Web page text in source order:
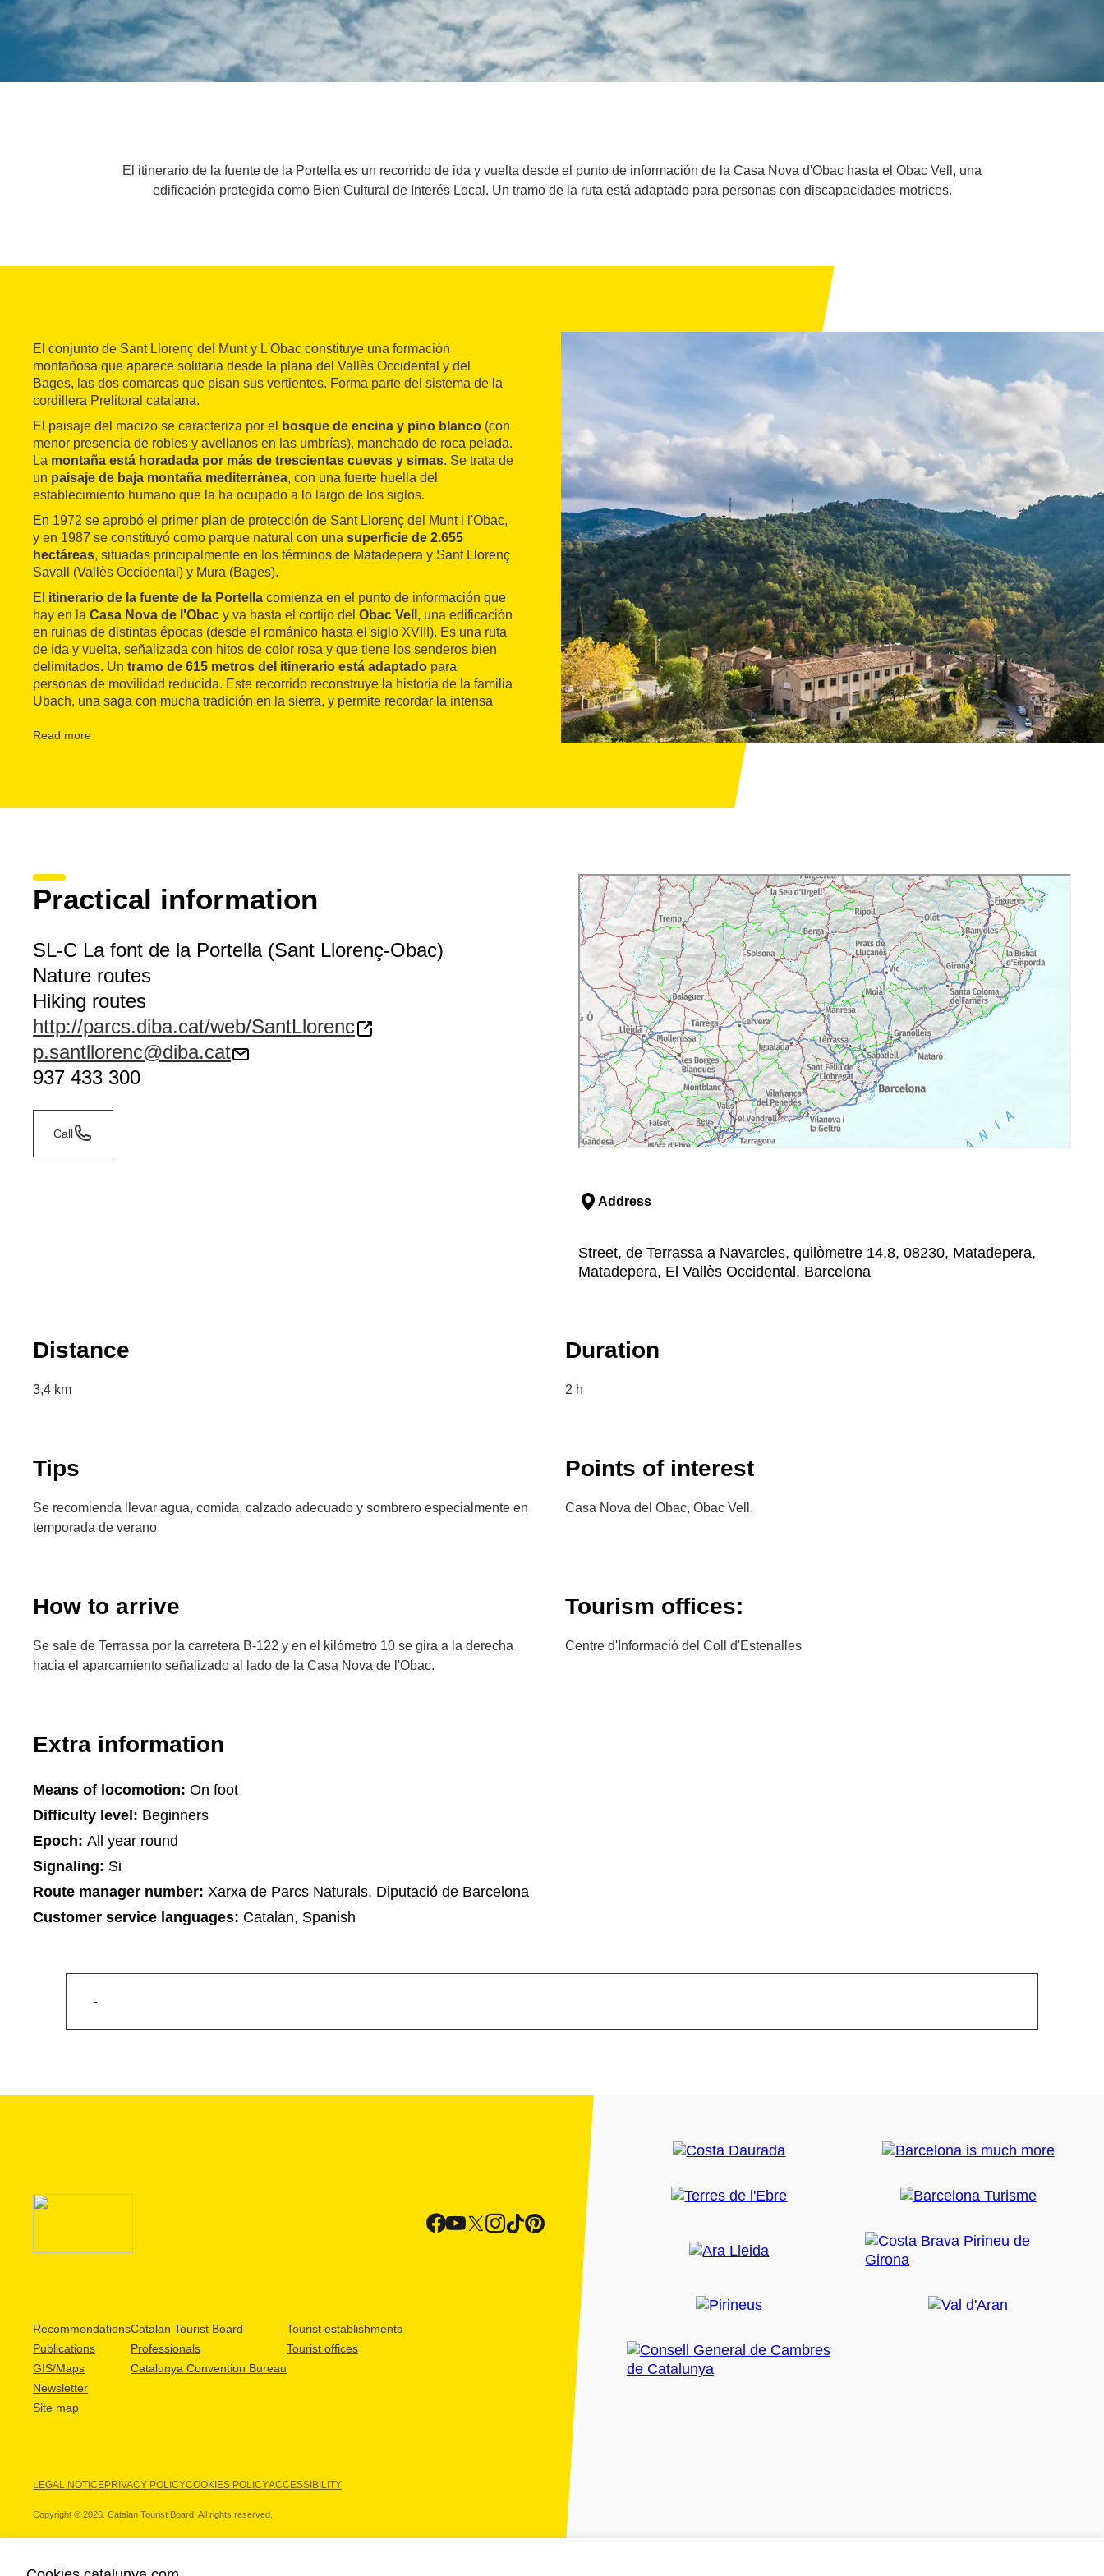
El itinerario de la fuente de la Portella es un recorrido de ida y vuelta desde el punto de información de la Casa Nova d'Obac hasta el Obac Vell, una
edificación protegida como Bien Cultural de Interés Local. Un tramo de la ruta está adaptado para personas con discapacidades motrices.
El conjunto de Sant Llorenç del Munt y L'Obac constituye una formación
montañosa que aparece solitaria desde la plana del Vallès Occidental y del
Bages, las dos comarcas que pisan sus vertientes. Forma parte del sistema de la
cordillera Prelitoral catalana.
El paisaje del macizo se caracteriza por el
bosque de encina y pino blanco (con
menor presencia de robles y avellanos en las umbrías), manchado de roca pelada.
La montaña está horadada por más de trescientas cuevas y simas. Se trata de
un paisaje de baja montaña mediterránea, con una fuerte huella del
establecimiento humano que la ha ocupado a lo largo de los siglos.
En 1972 se aprobó el primer plan de protección de Sant Llorenç del Munt i l'Obac,
y en 1987 se constituyó como parque natural con una superficie de 2.655
hectáreas, situadas principalmente en los términos de Matadepera y Sant Llorenç
Savall (Vallès Occidental) y Mura (Bages).
El itinerario de la fuente de la Portella comienza en el punto de información que
hay en la Casa Nova de l'Obac y va hasta el cortijo del Obac Vell , una edificación
en ruinas de distintas épocas (desde el románico hasta el siglo XVIII). Es una ruta
de ida y vuelta, señalizada con hitos de color rosa y que tiene los senderos bien
delimitados. Un tramo de 615 metros del itinerario está adaptado para
personas de movilidad reducida. Este recorrido reconstruye la historia de la familia
Ubach, una saga con mucha tradición en la sierra, y permite recordar la intensa
vestigios.
Read more
Practical information
SL-C La font de la Portella (Sant Llorenç-Obac)
Nature routes
Hiking routes
http://parcs.diba.cat/web/SantLlorenc
p.santllorenc@diba.cat
937 433 300
Call
Address
Street, de Terrassa a Navarcles, quilòmetre 14,8, 08230, Matadepera,
Matadepera, El Vallès Occidental, Barcelona
Distance
3,4 km
Duration
2 h
Tips
Se recomienda llevar agua, comida, calzado adecuado y sombrero especialmente en
temporada de verano
Points of interest
Casa Nova del Obac, Obac Vell.
How to arrive
Se sale de Terrassa por la carretera B-122 y en el kilómetro 10 se gira a la derecha
hacia el aparcamiento señalizado al lado de la Casa Nova de l'Obac.
Tourism offices:
Centre d'Informació del Coll d'Estenalles
Extra information
Means of locomotion: On foot
Difficulty level: Beginners
Epoch: All year round
Signaling: Si
Route manager number: Xarxa de Parcs Naturals. Diputació de Barcelona
Customer service languages: Catalan, Spanish
-
Recommendations
Publications
GIS/Maps
Newsletter
Site map
Catalan Tourist Board
Professionals
Catalunya Convention Bureau
Tourist establishments
Tourist offices
LEGAL NOTICEPRIVACY POLICYCOOKIES POLICYACCESSIBILITY
Copyright © 2026. Catalan Tourist Board. All rights reserved.